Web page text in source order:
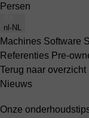
Persen
nl-NL
Machines Software
Referenties Pre-
Terug naar overzicht
Nieuws
Onze